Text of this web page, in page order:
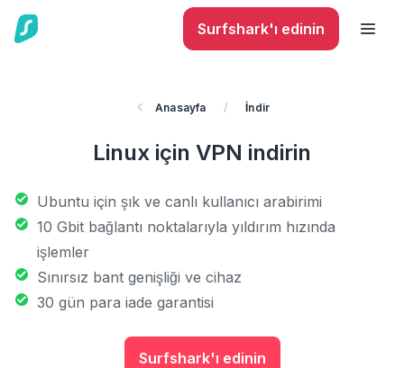
Surfshark'ı edinin
Anasayfa / İndir
Linux için VPN indirin
Ubuntu için şık ve canlı kullanıcı arabirimi
10 Gbit bağlantı noktalarıyla yıldırım hızında
işlemler
Sınırsız bant genişliği ve cihaz
30 gün para iade garantisi
Surfshark'ı edinin